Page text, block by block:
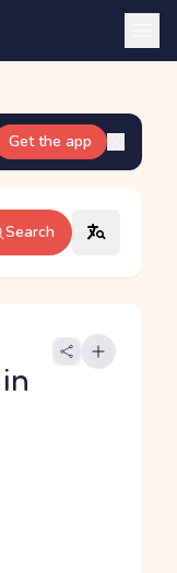
Get the app
Search
in